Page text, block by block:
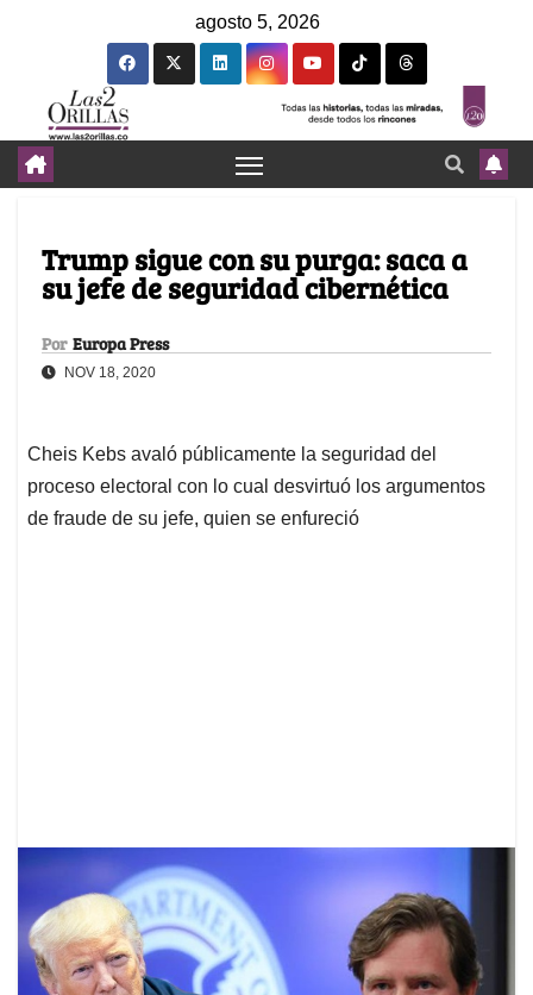
agosto 5, 2026
Trump sigue con su purga: saca a
su jefe de seguridad cibernética
Por Europa Press
NOV 18, 2020
Cheis Kebs avaló públicamente la seguridad del
proceso electoral con lo cual desvirtuó los argumentos
de fraude de su jefe, quien se enfureció